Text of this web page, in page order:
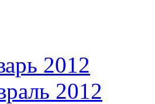
2012
2012